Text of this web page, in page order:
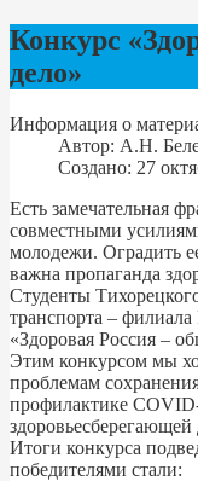
Конкурс
дело»
Информация о
Автор: А.Н.
Создано: 27
Есть замечательная
совместными
молодежи. Оградить
важна пропаганда
Студенты
транспорта –
«Здоровая Россия –
Этим конкурсом мы
проблемам
профилактике
здоровьесберегающей
Итоги конкурса
победителями стали: